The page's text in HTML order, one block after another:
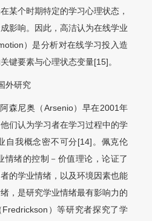
某个时期特定的学习心理状态，
影响。因此，高洁认为在线学业
）是分析对在线学习投入造
键要素与心理状态变量[15]。
外研究
森尼奥（Arsenio）早在2001年
们认为学习者在学习过程中的学
自我概念密不可分[14]。佩克伦
情绪的控制－价值理论，论证了
的学业情绪，以及环境因素也能
，是研究学业情绪最有影响力的
）等研究者探究了学